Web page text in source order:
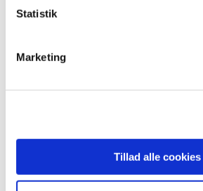
Statistik
Marketing
Tillad alle cookies
2022 (197)
2020 (263)
2016 (167)
december (4)